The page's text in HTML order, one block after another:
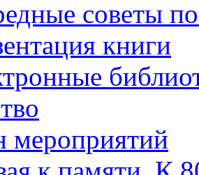
советы
книги
мероприятий